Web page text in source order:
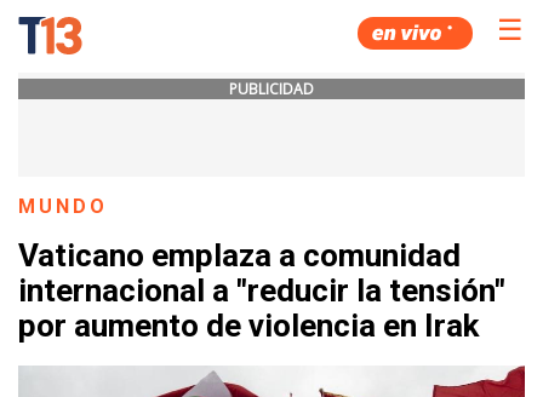
☰
PUBLICIDAD
MUNDO
Vaticano emplaza a comunidad
internacional a "reducir la tensión"
por aumento de violencia en Irak